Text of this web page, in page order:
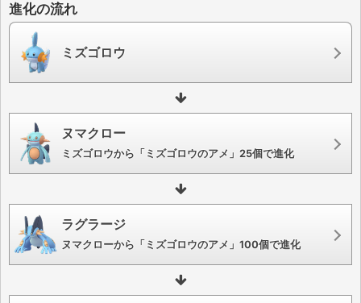
進化の流れ
ミズゴロウ
ヌマクロー
ミズゴロウから「ミズゴロウのアメ」25個で進化
ラグラージ
ヌマクローから「ミズゴロウのアメ」100個で進化